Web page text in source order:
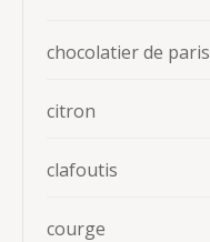
chocolatier de paris
citron
clafoutis
courge